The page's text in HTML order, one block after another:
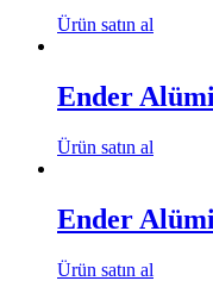
Ürün satın al
Ender
Ürün satın al
Ender
Ürün satın al